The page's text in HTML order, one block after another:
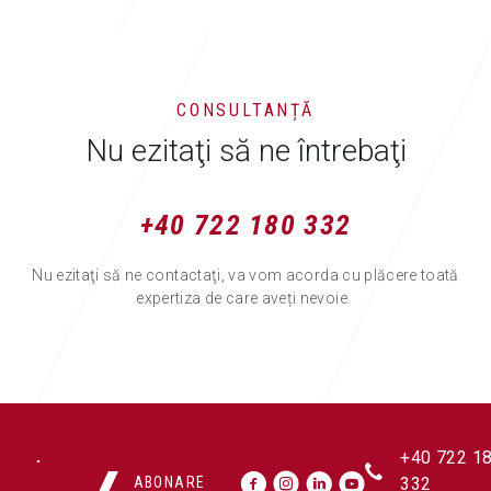
CONSULTANȚĂ
Nu ezitaţi să ne întrebaţi
+40 722 180 332
Nu ezitaţi să ne contactaţi, va vom acorda cu plăcere toată
expertiza de care aveți nevoie.
ABONARE
+40 722
332